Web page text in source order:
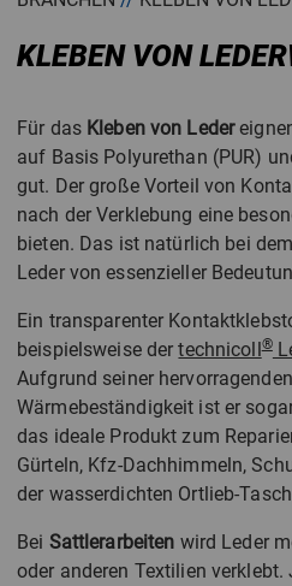
Menü ein-/ausblenden
KLEBEN VON
Für das Kleben von Leder
auf Basis Polyurethan (PUR)
gut. Der große Vorteil von
nach der Verklebung eine
bieten. Das ist natürlich bei
Leder von essenzieller
Ein transparenter
beispielsweise dertechnicoll®
Aufgrund seiner
Wärmebeständigkeit ist er
das ideale Produkt zum
Gürteln, Kfz-Dachhimmeln,
der wasserdichten Ortlieb-
Bei Sattlerarbeiten wird Leder
oder anderen Textilien